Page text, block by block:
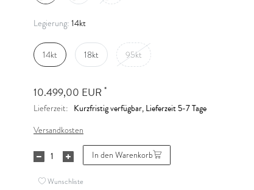
Legierung: 14kt
14kt 18kt 95kt
10.499,00 EUR *
Lieferzeit: Kurzfristig verfügbar, Lieferzeit 5-7 Tage
Versandkosten
In den Warenkorb
Wunschliste